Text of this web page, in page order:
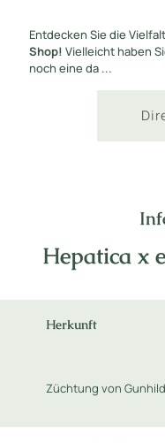
Entdecken Sie die
Shop! Vielleicht haben
noch eine da ...
Hepatica x
Herkunft
Züchtung von